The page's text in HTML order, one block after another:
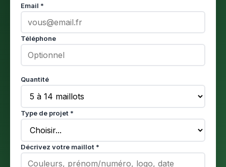
Email *
Téléphone
Quantité
Type de projet *
Décrivez votre maillot *